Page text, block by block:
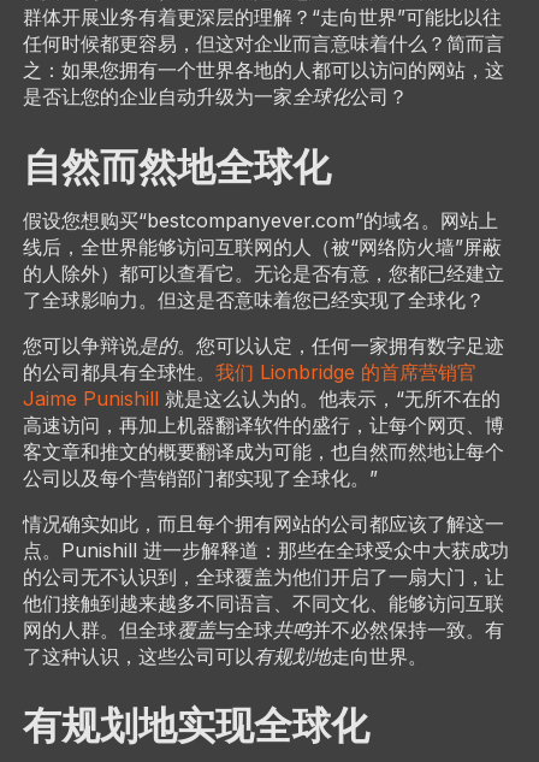
群体开展业务有着更深层的理解？“走向世界”可能比以往
任何时候都更容易，但这对企业而言意味着什么？简而言
之：如果您拥有一个世界各地的人都可以访问的网站，这
是否让您的企业自动升级为一家全球化公司？
自然而然地全球化
假设您想购买“bestcompanyever.com”的域名。网站上
线后，全世界能够访问互联网的人（被“网络防火墙”屏蔽
的人除外）都可以查看它。无论是否有意，您都已经建立
了全球影响力。但这是否意味着您已经实现了全球化？
您可以争辩说是的。您可以认定，任何一家拥有数字足迹
的公司都具有全球性。 我们 Lionbridge 的首席营销官
Jaime Punishill 就是这么认为的。他表示，“无所不在的
高速访问，再加上机器翻译软件的盛行，让每个网页、博
客文章和推文的概要翻译成为可能，也自然而然地让每个
公司以及每个营销部门都实现了全球化。”
情况确实如此，而且每个拥有网站的公司都应该了解这一
点。Punishill 进一步解释道：那些在全球受众中大获成功
的公司无不认识到，全球覆盖为他们开启了一扇大门，让
他们接触到越来越多不同语言、不同文化、能够访问互联
网的人群。但全球覆盖与全球共鸣并不必然保持一致。有
了这种认识，这些公司可以有规划地走向世界。
有规划地实现全球化